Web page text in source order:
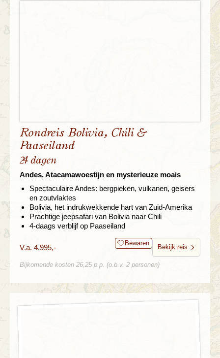
Rondreis Bolivia, Chili &
Paaseiland
24 dagen
Andes, Atacamawoestijn en mysterieuze moais
Spectaculaire Andes: bergpieken, vulkanen, geisers
en zoutvlaktes
Bolivia, het indrukwekkende hart van Zuid-Amerika
Prachtige jeepsafari van Bolivia naar Chili
4-daags verblijf op Paaseiland
V.a. 4.995,- Bewaren
Bekijk reis
Bijkomende kosten 26,25 p.p. (o.b.v. 2 personen)